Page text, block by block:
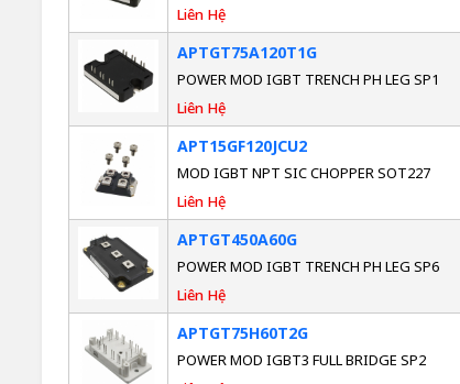
Liên Hệ
APTGT75A120T1G
POWER MOD IGBT TRENCH PH LEG SP1
Liên Hệ
APT15GF120JCU2
MOD IGBT NPT SIC CHOPPER SOT227
Liên Hệ
APTGT450A60G
POWER MOD IGBT TRENCH PH LEG SP6
Liên Hệ
APTGT75H60T2G
POWER MOD IGBT3 FULL BRIDGE SP2